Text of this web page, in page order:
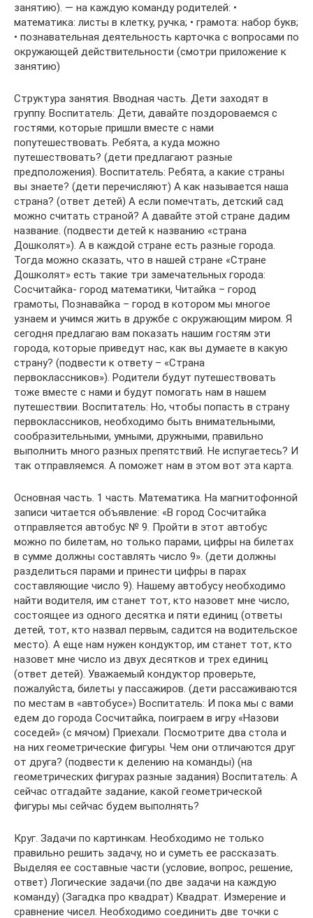
занятию). — на каждую команду родителей: •
математика: листы в клетку, ручка; • грамота: набор букв;
• познавательная деятельность карточка с вопросами по
окружающей действительности (смотри приложение к
занятию)
Структура занятия. Вводная часть. Дети заходят в
группу. Воспитатель: Дети, давайте поздороваемся с
гостями, которые пришли вместе с нами
попутешествовать. Ребята, а куда можно
путешествовать? (дети предлагают разные
предположения). Воспитатель: Ребята, а какие страны
вы знаете? (дети перечисляют) А как называется наша
страна? (ответ детей) А если помечтать, детский сад
можно считать страной? А давайте этой стране дадим
название. (подвести детей к названию «страна
Дошколят»). А в каждой стране есть разные города.
Тогда можно сказать, что в нашей стране «Стране
Дошколят» есть такие три замечательных города:
Сосчитайка- город математики, Читайка – город
грамоты, Познавайка – город в котором мы многое
узнаем и учимся жить в дружбе с окружающим миром. Я
сегодня предлагаю вам показать нашим гостям эти
города, которые приведут нас, как вы думаете в какую
страну? (подвести к ответу – «Страна
первоклассников»). Родители будут путешествовать
тоже вместе с нами и будут помогать нам в нашем
путешествии. Воспитатель: Но, чтобы попасть в страну
первоклассников, необходимо быть внимательными,
сообразительными, умными, дружными, правильно
выполнить много разных препятствий. Не испугаетесь? И
так отправляемся. А поможет нам в этом вот эта карта.
Основная часть. 1 часть. Математика. На магнитофонной
записи читается объявление: «В город Сосчитайка
отправляется автобус № 9. Пройти в этот автобус
можно по билетам, но только парами, цифры на билетах
в сумме должны составлять число 9». (дети должны
разделиться парами и принести цифры в парах
составляющие число 9). Нашему автобусу необходимо
найти водителя, им станет тот, кто назовет мне число,
состоящее из одного десятка и пяти единиц (ответы
детей, тот, кто назвал первым, садится на водительское
место). А еще нам нужен кондуктор, им станет тот, кто
назовет мне число из двух десятков и трех единиц
(ответ детей). Уважаемый кондуктор проверьте,
пожалуйста, билеты у пассажиров. (дети рассаживаются
по местам в «автобусе») Воспитатель: И пока мы с вами
едем до города Сосчитайка, поиграем в игру «Назови
соседей» (с мячом) Приехали. Посмотрите два стола и
на них геометрические фигуры. Чем они отличаются друг
от друга? (подвести к делению на команды) (на
геометрических фигурах разные задания) Воспитатель: А
сейчас отгадайте задание, какой геометрической
фигуры мы сейчас будем выполнять?
Круг. Задачи по картинкам. Необходимо не только
правильно решить задачу, но и суметь ее рассказать.
Выделяя ее составные части (условие, вопрос, решение,
ответ) Логические задачи.(по две задачи на каждую
команду) (Загадка про квадрат) Квадрат. Измерение и
сравнение чисел. Необходимо соединить две точки с